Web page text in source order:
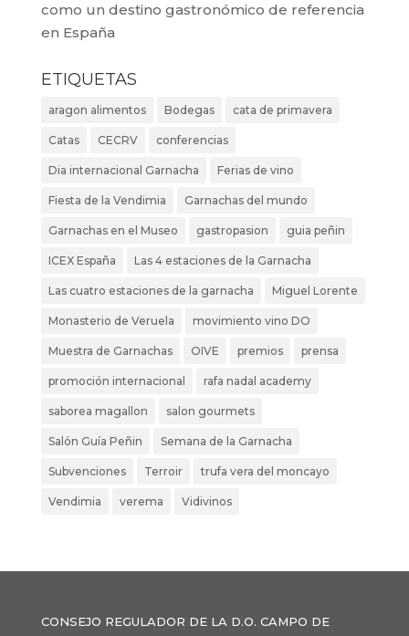
como un destino gastronómico de referencia
en España
ETIQUETAS
aragon alimentos Bodegas cata de primavera
Catas CECRV conferencias
Dia internacional Garnacha Ferias de vino
Fiesta de la Vendimia Garnachas del mundo
Garnachas en el Museo gastropasion guia peñin
ICEX España Las 4 estaciones de la Garnacha
Las cuatro estaciones de la garnacha Miguel Lorente
Monasterio de Veruela movimiento vino DO
Muestra de Garnachas OIVE premios prensa
promoción internacional rafa nadal academy
saborea magallon salon gourmets
Salón Guía Peñin Semana de la Garnacha
Subvenciones Terroir trufa vera del moncayo
Vendimia verema Vidivinos
CONSEJO REGULADOR DE LA D.O. CAMPO DE